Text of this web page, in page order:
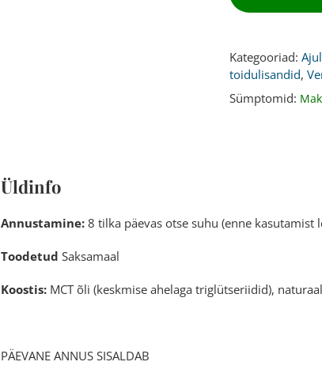
Kategooriad:
toidulisandid,
Sümptomid:
Üldinfo
Annustamine: 8 tilka päevas otse suhu (enne
Toodetud Saksamaal
Koostis: MCT õli (keskmise ahelaga triglütseriidid),
PÄEVANE ANNUS